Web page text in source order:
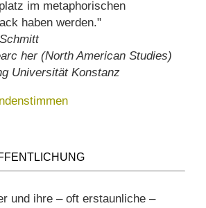
im metaphorischen
haben werden."
her (North American Studies)
Universität Konstanz
und ihre – oft erstaunliche –